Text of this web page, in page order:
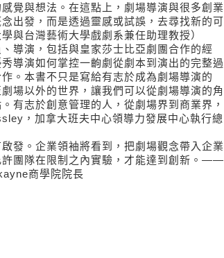
覺與想法。在這點上，劇場導演與很多創業
出發，而是透過靈感或試誤，去尋找新的可
台灣藝術大學戲劇系兼任助理教授）
導演，包括與皇家莎士比亞劇團合作的經
導演如何掌控一齣劇從劇本到演出的完整過
。本書不只是寫給有志於成為劇場導演的
場以外的世界，讓我們可以從劇場導演的角
有志於創意管理的人，從劇場界到商業界，
，加拿大班夫中心領導力發展中心執行總
發。企業領袖將看到，把劇場觀念帶入企業
許團隊在限制之內實驗，才能達到創新。——
商學院院長